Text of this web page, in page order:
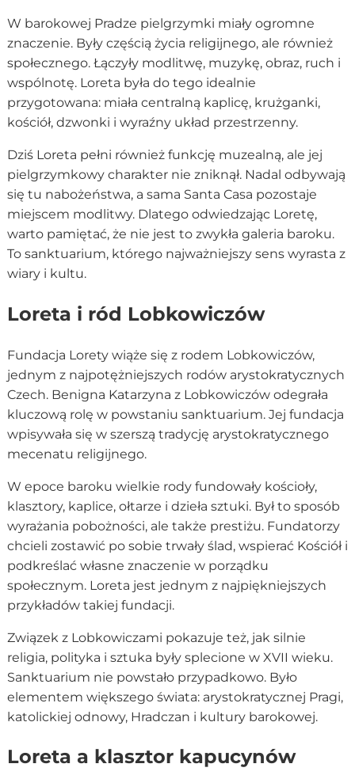
W barokowej Pradze pielgrzymki miały ogromne
znaczenie. Były częścią życia religijnego, ale również
społecznego. Łączyły modlitwę, muzykę, obraz, ruch i
wspólnotę. Loreta była do tego idealnie
przygotowana: miała centralną kaplicę, krużganki,
kościół, dzwonki i wyraźny układ przestrzenny.
Dziś Loreta pełni również funkcję muzealną, ale jej
pielgrzymkowy charakter nie zniknął. Nadal odbywają
się tu nabożeństwa, a sama Santa Casa pozostaje
miejscem modlitwy. Dlatego odwiedzając Loretę,
warto pamiętać, że nie jest to zwykła galeria baroku.
To sanktuarium, którego najważniejszy sens wyrasta z
wiary i kultu.
Loreta i ród Lobkowiczów
Fundacja Lorety wiąże się z rodem Lobkowiczów,
jednym z najpotężniejszych rodów arystokratycznych
Czech. Benigna Katarzyna z Lobkowiczów odegrała
kluczową rolę w powstaniu sanktuarium. Jej fundacja
wpisywała się w szerszą tradycję arystokratycznego
mecenatu religijnego.
W epoce baroku wielkie rody fundowały kościoły,
klasztory, kaplice, ołtarze i dzieła sztuki. Był to sposób
wyrażania pobożności, ale także prestiżu. Fundatorzy
chcieli zostawić po sobie trwały ślad, wspierać Kościół i
podkreślać własne znaczenie w porządku
społecznym. Loreta jest jednym z najpiękniejszych
przykładów takiej fundacji.
Związek z Lobkowiczami pokazuje też, jak silnie
religia, polityka i sztuka były splecione w XVII wieku.
Sanktuarium nie powstało przypadkowo. Było
elementem większego świata: arystokratycznej Pragi,
katolickiej odnowy, Hradczan i kultury barokowej.
Loreta a klasztor kapucynów